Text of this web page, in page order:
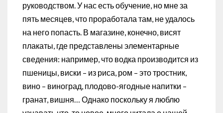
руководством. У нас есть обучение, но мне за
пять месяцев, что проработала там, не удалось
на него попасть. В магазине, конечно, висят
плакаты, где представлены элементарные
сведения: например, что водка производится из
пшеницы, виски – из риса, ром – это тростник,
вино – виноград, плодово-ягодные напитки –
гранат, вишня… Однако поскольку я люблю